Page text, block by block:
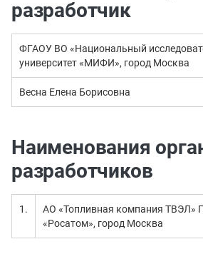
разработчик
ФГАОУ ВО «Национальный
университет «МИФИ», город Москва
Весна Елена Борисовна
Наименования
разработчиков
1.
АО «Топливная компания ТВЭЛ»
«Росатом», город Москва